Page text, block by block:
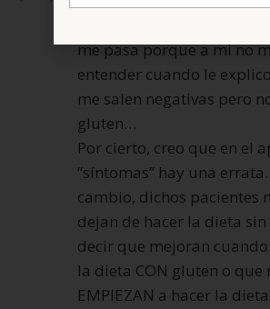
mi madre para que
me pasa porque a mi no
entender cuando le
me salen negativas pero
gluten…
Por cierto, creo que en el
“síntomas” hay una errata.
cambio, dichos pacientes
dejan de hacer la dieta
decir que mejoran
la dieta CON gluten o
EMPIEZAN a hacer la